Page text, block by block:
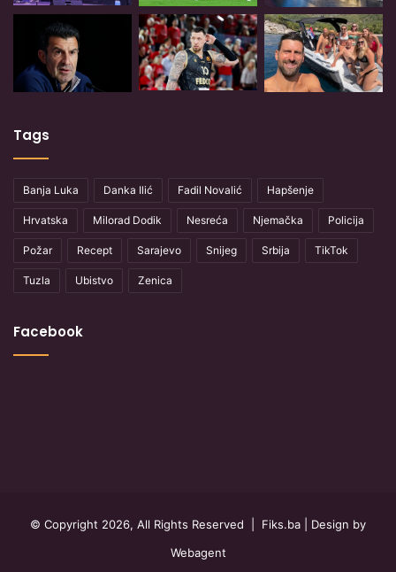
Tags
Banja Luka Danka Ilić Fadil Novalić Hapšenje
Hrvatska Milorad Dodik Nesreća Njemačka Policija
Požar Recept Sarajevo Snijeg Srbija TikTok
Tuzla Ubistvo Zenica
Facebook
© Copyright 2026, All Rights Reserved | Fiks.ba | Design by
Webagent